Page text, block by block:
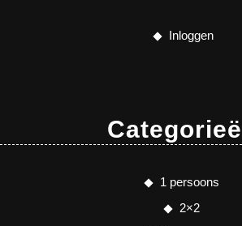
Inloggen
1 persoons
2×2